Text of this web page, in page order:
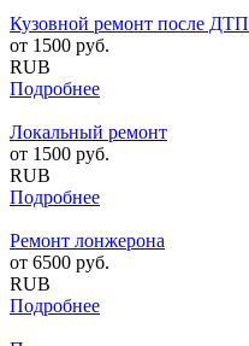
Кузовной ремонт после ДТП
от 1500 руб.
RUB
Подробнее
Локальный ремонт
от 1500 руб.
RUB
Подробнее
Ремонт лонжерона
от 6500 руб.
RUB
Подробнее